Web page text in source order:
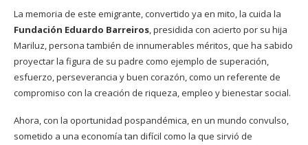
La memoria de este emigrante, convertido ya en mito, la cuida la
Fundación Eduardo Barreiros, presidida con acierto por su hija
Mariluz, persona también de innumerables méritos, que ha sabido
proyectar la figura de su padre como ejemplo de superación,
esfuerzo, perseverancia y buen corazón, como un referente de
compromiso con la creación de riqueza, empleo y bienestar social.
Ahora, con la oportunidad pospandémica, en un mundo convulso,
sometido a una economía tan difícil como la que sirvió de